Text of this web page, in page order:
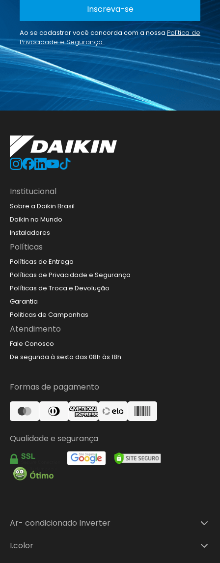
Inscreva-se
Ao se cadastrar você concorda com a nossaPolítica de
Privacidade e Segurança .
Institucional
Sobre a Daikin Brasil
Daikin no Mundo
Instaladores
Políticas
Políticas de Entrega
Políticas de Privacidade e Segurança
Políticas de Troca e Devolução
Garantia
Politicas de Campanhas
Atendimento
Fale Conosco
De segunda à sexta das 08h às 18h
Formas de pagamento
Qualidade e segurança
Ar- condicionado Inverter
Ar-condicionado Split Inverter 9.000 BTUs
I.color